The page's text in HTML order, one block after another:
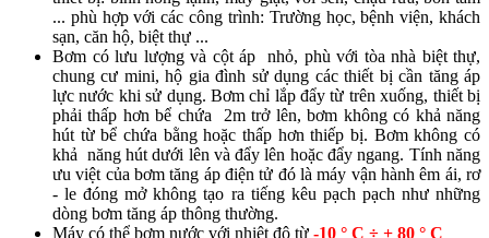
... phù hợp với các công trình: Trường học, bệnh viện, khách
sạn, căn hộ, biệt thự ...
Bơm có lưu lượng và cột áp nhỏ, phù với tòa nhà biệt thự,
chung cư mini, hộ gia đình sử dụng các thiết bị cần tăng áp
lực nước khi sử dụng. Bơm chỉ lắp đẩy từ trên xuống, thiết bị
phải thấp hơn bể chứa 2m trở lên, bơm không có khả năng
hút từ bể chứa bằng hoặc thấp hơn thiếp bị. Bơm không có
khả năng hút dưới lên và đẩy lên hoặc đẩy ngang. Tính năng
ưu việt của bơm tăng áp điện tử đó là máy vận hành êm ái, rơ
- le đóng mở không tạo ra tiếng kêu pạch pạch như những
dòng bơm tăng áp thông thường.
Máy có thể bơm nước với nhiệt độ từ -10 ° C ÷ + 80 ° C